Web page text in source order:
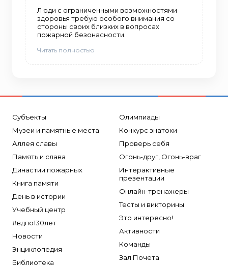
Люди с ограниченными возможностями
здоровья требую особого внимания со
стороны своих близких в вопросах
пожарной безонасности.
Читать полностью
Субъекты
Музеи и памятные места
Аллея славы
Память и слава
Династии пожарных
Книга памяти
День в истории
Учебный центр
#вдпо130лет
Новости
Энциклопедия
Библиотека
Олимпиады
Конкурс знатоки
Проверь себя
Огонь-друг, Огонь-враг
Интерактивные
презентации
Онлайн-тренажеры
Тесты и викторины
Это интересно!
Активности
Команды
Зал Почета